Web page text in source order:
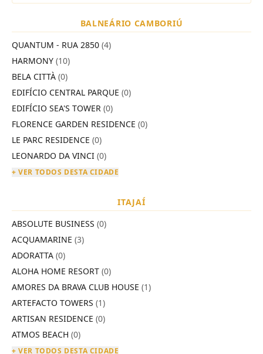
BALNEÁRIO CAMBORIÚ
QUANTUM - RUA 2850 (4)
HARMONY (10)
BELA CITTÀ (0)
EDIFÍCIO CENTRAL PARQUE (0)
EDIFÍCIO SEA'S TOWER (0)
FLORENCE GARDEN RESIDENCE (0)
LE PARC RESIDENCE (0)
LEONARDO DA VINCI (0)
+ VER TODOS DESTA CIDADE
ITAJAÍ
ABSOLUTE BUSINESS (0)
ACQUAMARINE (3)
ADORATTA (0)
ALOHA HOME RESORT (0)
AMORES DA BRAVA CLUB HOUSE (1)
ARTEFACTO TOWERS (1)
ARTISAN RESIDENCE (0)
ATMOS BEACH (0)
+ VER TODOS DESTA CIDADE